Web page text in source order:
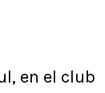
en el club